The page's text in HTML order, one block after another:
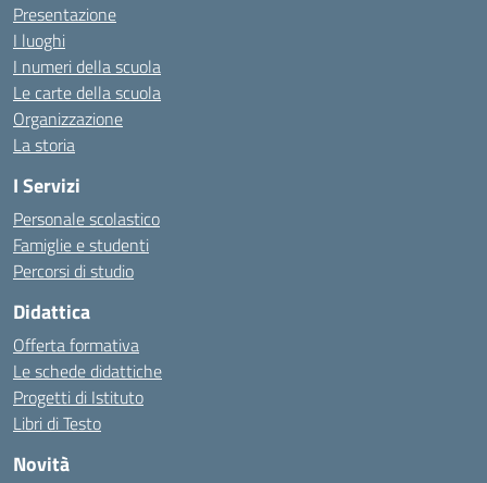
Presentazione
I luoghi
I numeri della scuola
Le carte della scuola
Organizzazione
La storia
I Servizi
Personale scolastico
Famiglie e studenti
Percorsi di studio
Didattica
Offerta formativa
Le schede didattiche
Progetti di Istituto
Libri di Testo
Novità